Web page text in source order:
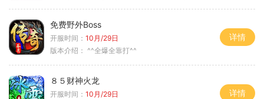
免费野外Boss
开服时间： 10月/29日
版本介绍： ^^全爆全靠打^^
详情
８５财神火龙
开服时间： 10月/29日
详情